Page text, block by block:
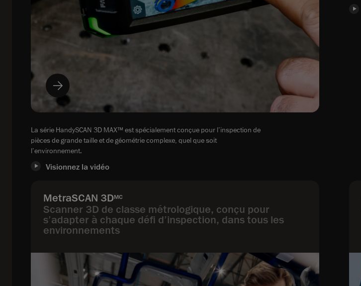
La série HandySCAN 3D MAX™ est spécialement conçue pour l’inspection de
pièces de grande taille et de géométrie complexe, quel que soit
l’environnement.
Visionnez la vidéo
MetraSCAN 3DMC
Scanner 3D de classe métrologique, conçu pour
s’adapter à chaque défi d’inspection, dans tous les
environnements